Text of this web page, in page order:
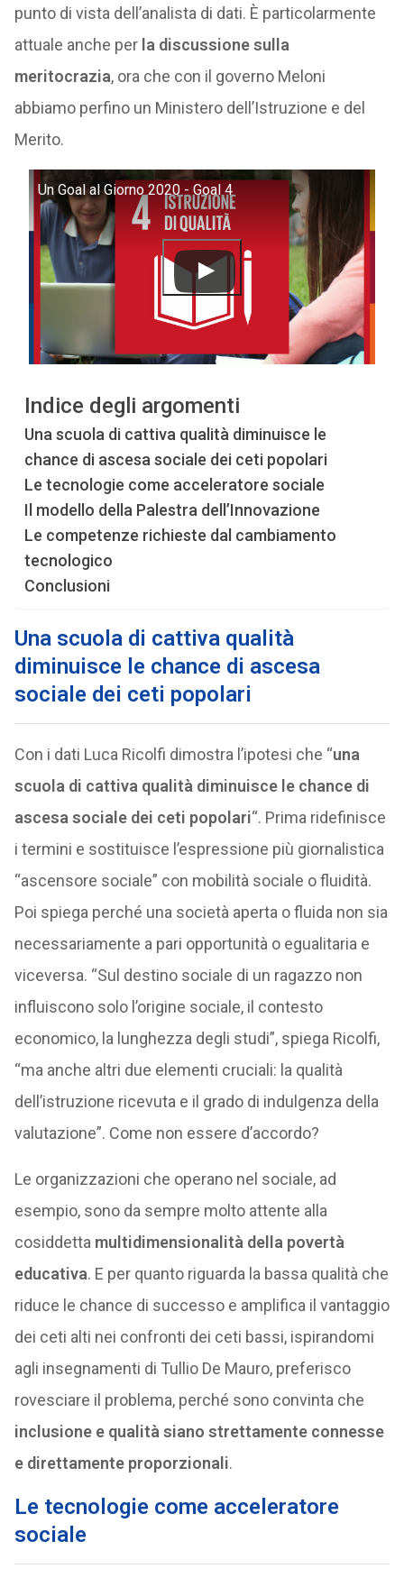
punto di vista dell’analista di dati. È particolarmente
attuale anche per la discussione sulla
meritocrazia, ora che con il governo Meloni
abbiamo perfino un Ministero dell’Istruzione e del
Merito.
Un Goal al Giorno 2020 - Goal 4
Indice degli argomenti
Una scuola di cattiva qualità diminuisce le
chance di ascesa sociale dei ceti popolari
Le tecnologie come acceleratore sociale
Il modello della Palestra dell’Innovazione
Le competenze richieste dal cambiamento
tecnologico
Conclusioni
Una scuola di cattiva qualità
diminuisce le chance di ascesa
sociale dei ceti popolari
Con i dati Luca Ricolfi dimostra l’ipotesi che “una
scuola di cattiva qualità diminuisce le chance di
ascesa sociale dei ceti popolari“. Prima ridefinisce
i termini e sostituisce l’espressione più giornalistica
“ascensore sociale” con mobilità sociale o fluidità.
Poi spiega perché una società aperta o fluida non sia
necessariamente a pari opportunità o egualitaria e
viceversa. “Sul destino sociale di un ragazzo non
influiscono solo l’origine sociale, il contesto
economico, la lunghezza degli studi”, spiega Ricolfi,
“ma anche altri due elementi cruciali: la qualità
dell’istruzione ricevuta e il grado di indulgenza della
valutazione”. Come non essere d’accordo?
Le organizzazioni che operano nel sociale, ad
esempio, sono da sempre molto attente alla
cosiddetta multidimensionalità della povertà
educativa. E per quanto riguarda la bassa qualità che
riduce le chance di successo e amplifica il vantaggio
dei ceti alti nei confronti dei ceti bassi, ispirandomi
agli insegnamenti di Tullio De Mauro, preferisco
rovesciare il problema, perché sono convinta che
inclusione e qualità siano strettamente connesse
e direttamente proporzionali.
Le tecnologie come acceleratore
sociale